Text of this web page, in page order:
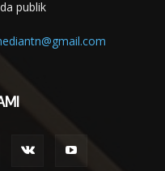
publik